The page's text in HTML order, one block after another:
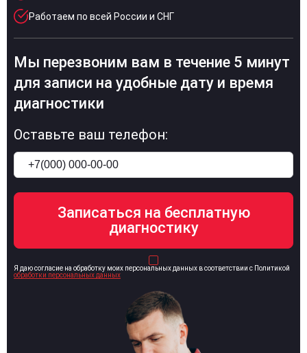
Работаем по всей России и СНГ
Мы перезвоним вам в течение 5 минут
для записи на удобные дату и время
диагностики
Оставьте ваш телефон:
Я даю согласие на обработку моих персональных данных в соответствии с Политикой
обработки персональных данных